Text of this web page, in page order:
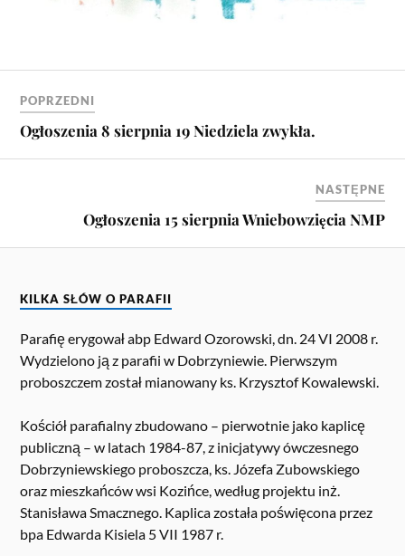
POPRZEDNI
Ogłoszenia 8 sierpnia 19 Niedziela zwykła.
NASTĘPNE
Ogłoszenia 15 sierpnia Wniebowzięcia NMP
KILKA SŁÓW O PARAFII
Parafię erygował abp Edward Ozorowski, dn. 24 VI 2008 r.
Wydzielono ją z parafii w Dobrzyniewie. Pierwszym
proboszczem został mianowany ks. Krzysztof Kowalewski.
Kościół parafialny zbudowano – pierwotnie jako kaplicę
publiczną – w latach 1984-87, z inicjatywy ówczesnego
Dobrzyniewskiego proboszcza, ks. Józefa Zubowskiego
oraz mieszkańców wsi Kozińce, według projektu inż.
Stanisława Smacznego. Kaplica została poświęcona przez
bpa Edwarda Kisiela 5 VII 1987 r.